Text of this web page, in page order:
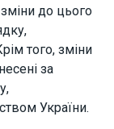
до цього
того, зміни
за
України.